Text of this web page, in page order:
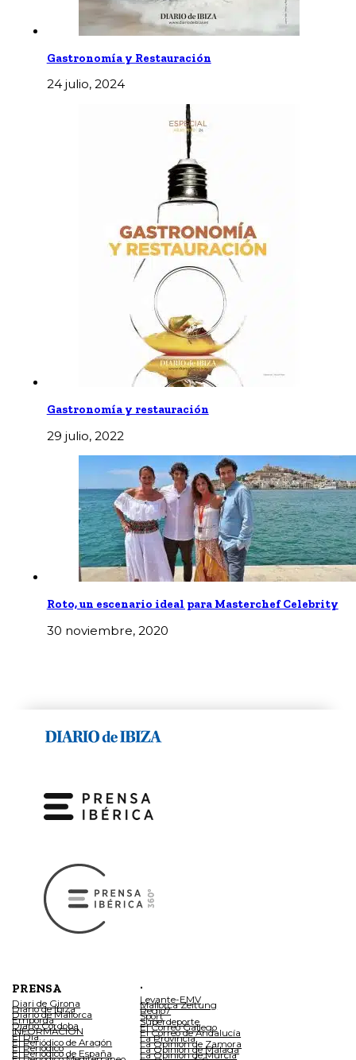
Gastronomía y Restauración
24 julio, 2024
Gastronomía y restauración
29 julio, 2022
Roto, un escenario ideal para Masterchef Celebrity
30 noviembre, 2020
PRENSA
Diari de Girona
Diario de Ibiza
Diario de Mallorca
Empordà
Diario Córdoba
INFORMACIÓN
El Día
El Periódico de Aragón
El Periódico
El Periódico de España
.
Levante-EMV
Mallorca Zeitung
Regio7
Sport
Superdeporte
El Correo Gallego
El Correo de Andalucía
La Provincia
La Opinión de Zamora
La Opinión de Málaga
La Opinión de Murcia